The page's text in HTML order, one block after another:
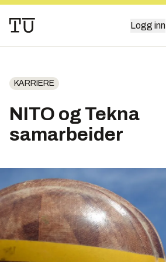
Logg inn
KARRIERE
NITO og Tekna
samarbeider